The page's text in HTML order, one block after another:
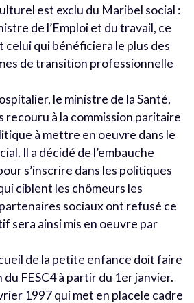
est exclu du Maribel social :
de l’Emploi et du travail, ce
qui bénéficiera le plus des
de transition professionnelle
le ministre de la Santé,
recouru à la commission paritaire
à mettre en oeuvre dans le
Il a décidé de l’embauche
s’inscrire dans les politiques
ciblent les chômeurs les
sociaux ont refusé ce
sera ainsi mis en oeuvre par
de la petite enfance doit faire
du FESC4 à partir du 1er janvier.
1997 qui met en placele cadre